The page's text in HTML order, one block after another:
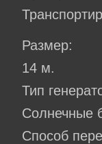
Размер:
14 м.
Тип
Солнечные
Способ